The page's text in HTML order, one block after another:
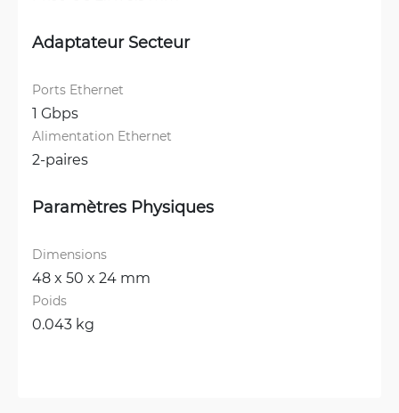
Adaptateur Secteur
Ports Ethernet
1 Gbps
Alimentation Ethernet
2-paires
Paramètres Physiques
Dimensions
48 x 50 x 24 mm
Poids
0.043 kg